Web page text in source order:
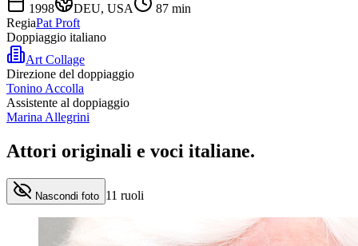
1998
DEU, USA 87 min
RegiaPat Proft
Doppiaggio italiano
Art Collage
Direzione del doppiaggio
Tonino Accolla
Assistente al doppiaggio
Marina Allegrini
Attori originali e voci italiane.
Nascondi foto 11 ruoli